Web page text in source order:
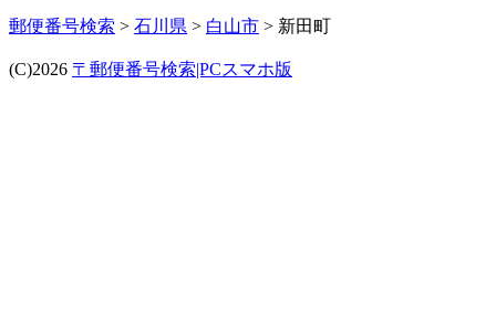
郵便番号検索 > 石川県 > 白山市 > 新田町
(C)2026 〒郵便番号検索|PCスマホ版